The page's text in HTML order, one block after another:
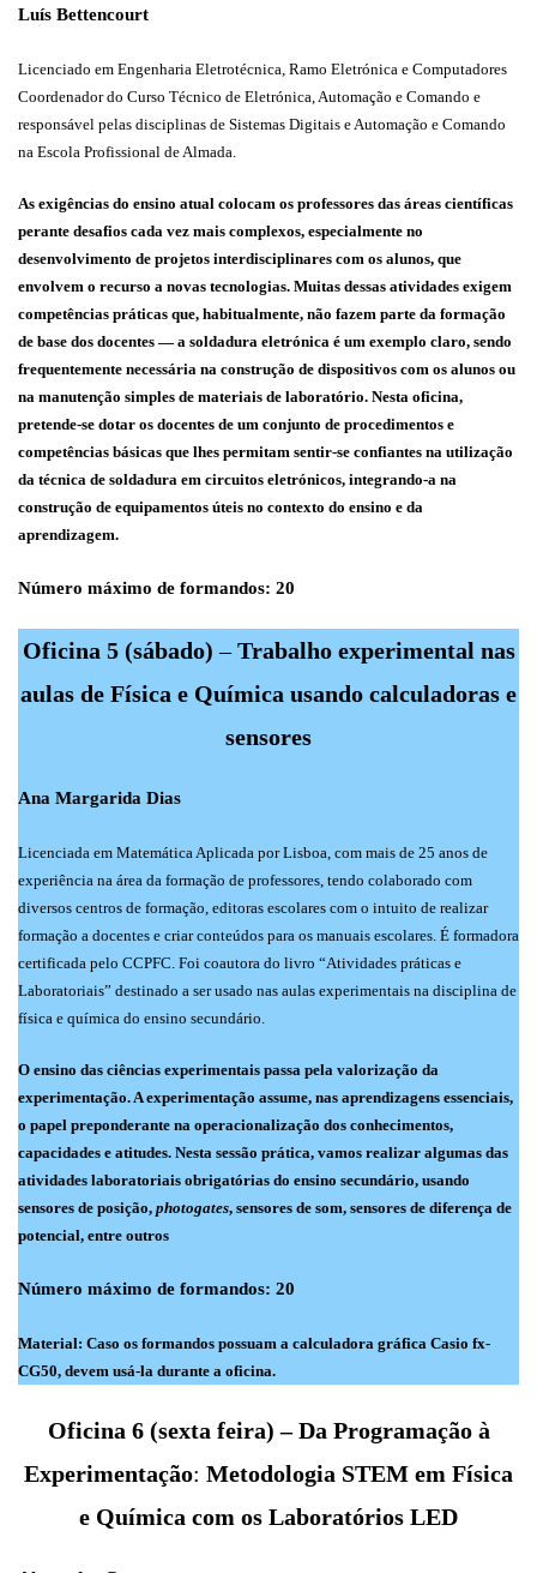
Luís Bettencourt
Licenciado em Engenharia Eletrotécnica, Ramo Eletrónica e Computadores
Coordenador do Curso Técnico de Eletrónica, Automação e Comando e
responsável pelas disciplinas de Sistemas Digitais e Automação e Comando
na Escola Profissional de Almada.
As exigências do ensino atual colocam os professores das áreas científicas
perante desafios cada vez mais complexos, especialmente no
desenvolvimento de projetos interdisciplinares com os alunos, que
envolvem o recurso a novas tecnologias. Muitas dessas atividades exigem
competências práticas que, habitualmente, não fazem parte da formação
de base dos docentes — a soldadura eletrónica é um exemplo claro, sendo
frequentemente necessária na construção de dispositivos com os alunos ou
na manutenção simples de materiais de laboratório. Nesta oficina,
pretende-se dotar os docentes de um conjunto de procedimentos e
competências básicas que lhes permitam sentir-se confiantes na utilização
da técnica de soldadura em circuitos eletrónicos, integrando-a na
construção de equipamentos úteis no contexto do ensino e da
aprendizagem.
Número máximo de formandos: 20
Oficina 5 (sábado) –Trabalho experimental nas
aulas de Física e Química usando calculadoras e
sensores
Ana Margarida Dias
Licenciada em Matemática Aplicada por Lisboa, com mais de 25 anos de
experiência na área da formação de professores, tendo colaborado com
diversos centros de formação, editoras escolares com o intuito de realizar
formação a docentes e criar conteúdos para os manuais escolares. É formadora
certificada pelo CCPFC. Foi coautora do livro “Atividades práticas e
Laboratoriais” destinado a ser usado nas aulas experimentais na disciplina de
física e química do ensino secundário.
O ensino das ciências experimentais passa pela valorização da
experimentação. A experimentação assume, nas aprendizagens essenciais,
o papel preponderante na operacionalização dos conhecimentos,
capacidades e atitudes. Nesta sessão prática, vamos realizar algumas das
atividades laboratoriais obrigatórias do ensino secundário, usando
sensores de posição, photogates, sensores de som, sensores de diferença de
potencial, entre outros
Número máximo de formandos: 20
Material: Caso os formandos possuam a calculadora gráfica Casio fx-
CG50, devem usá-la durante a oficina.
Oficina 6 (sexta feira) – Da Programação à
Experimentação: Metodologia STEM em Física
e Química com os Laboratórios LED